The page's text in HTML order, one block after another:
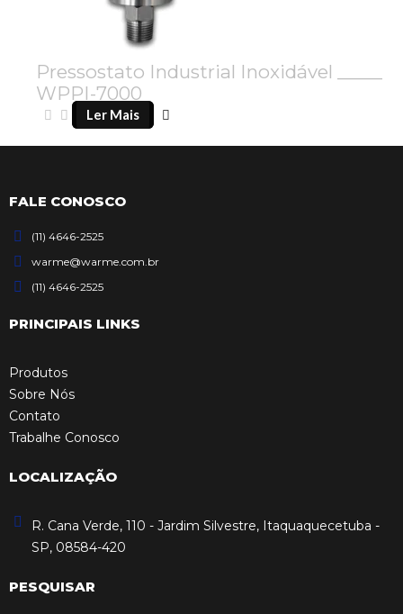
Pressostato Industrial Inoxidável _____
WPPI-7000
Ler Mais
FALE CONOSCO
(11) 4646-2525
warme@warme.com.br
(11) 4646-2525
PRINCIPAIS LINKS
Produtos
Sobre Nós
Contato
Trabalhe Conosco
LOCALIZAÇÃO
R. Cana Verde, 110 - Jardim Silvestre, Itaquaquecetuba -
SP, 08584-420
PESQUISAR